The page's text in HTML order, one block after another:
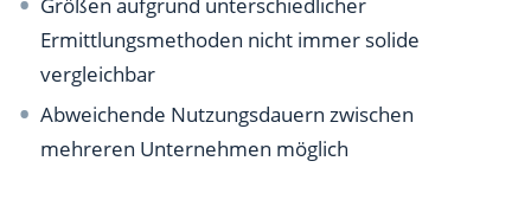
Ermittlungsmethoden nicht immer solide
vergleichbar
Abweichende Nutzungsdauern zwischen
mehreren Unternehmen möglich